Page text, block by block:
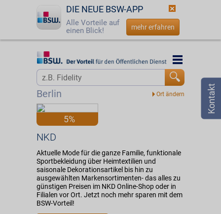
DIE NEUE BSW-APP
Alle Vorteile auf
einen Blick!
mehr erfahren
Startseite
Jetzt BSW-Mitglied werden
Login
Berlin
Startseite
Vorteilswelt
5%
NKD
Aktuelle Mode für die ganze Familie, funktionale
Sportbekleidung über Heimtextilien und
saisonale Dekorationsartikel bis hin zu
ausgewählten Markensortimenten- das alles zu
günstigen Preisen im NKD Online-Shop oder in
Filialen vor Ort. Jetzt noch mehr sparen mit dem
BSW-Vorteil!